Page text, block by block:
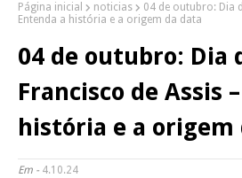
Página inicial noticias
04 de outubro: Dia
Entenda a história e a origem da data
04 de outubro: Dia
Francisco de Assis
história e a origem
Em - 4.10.24